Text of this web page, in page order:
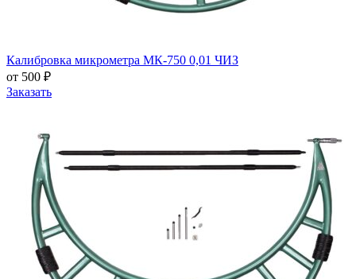
Калибровка микрометра МК-750 0,01 ЧИЗ
от 500 ₽
Заказать